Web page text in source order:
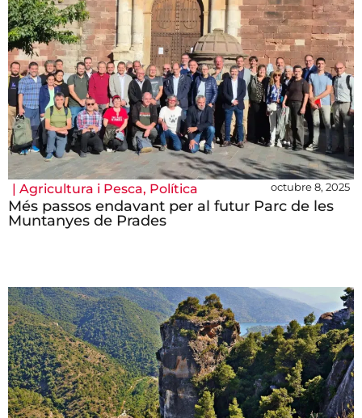
| Agricultura i Pesca, Política octubre 8, 2025
Més passos endavant per al futur Parc de les
Muntanyes de Prades